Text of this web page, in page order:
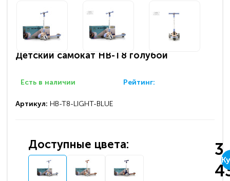
Детский самокат HB-T8 голубой
Есть в наличии Рейтинг:
Артикул: HB-T8-LIGHT-BLUE
Доступные цвета:
3